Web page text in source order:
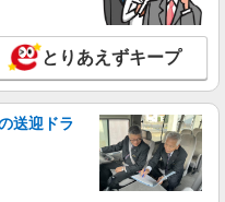
合） ★交通費規定支給
通勤可 敷地内無料駐車場あ
詳細を見る
会社
とりあえずキープ
送迎ドラ